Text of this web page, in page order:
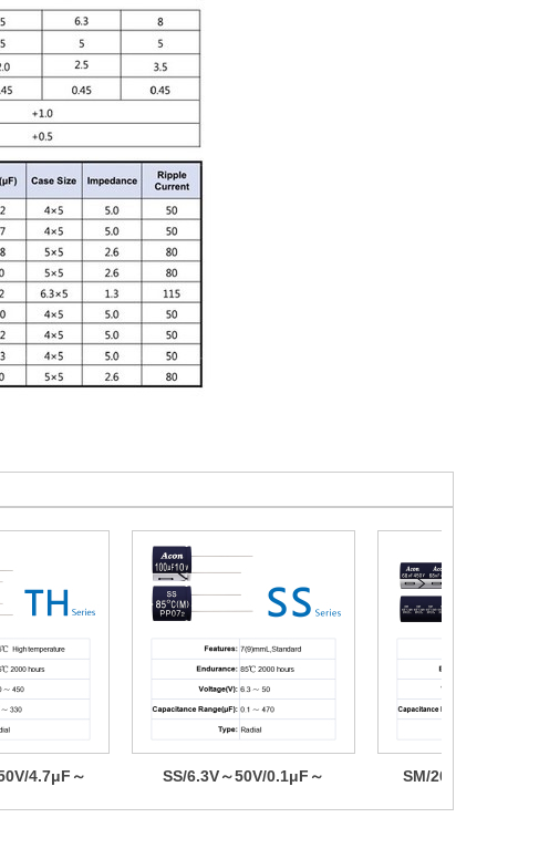
4.7μF～
SS/6.3V～50V/0.1μF～
SM/200V～450V/